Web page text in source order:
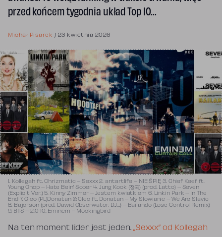
przed końcem tygodnia układ Top 10…
Michał Pisarek / 23 kwietnia 2026
1. Kollegah ft. Chrizmatic – Sexxx 2. antartlife – NIE ŚPIĘ 3. Chief Keef ft.
Young Chop – Hate Bein’ Sober 4. Jung Kook (정국) (prod. Latto) – Seven
(Explicit Ver.) 5. Kinny Zimmer – Jestem kwiatkiem 6. Linkin Park – In The
End 7. Cleo (PL)Donatan & Cleo ft. Donatan – My Słowianie – We Are Slavic
8. Bajorson (prod. Dawid Obserwator, DJ…) – Bailando (Lose Control Remix)
9. BTS – 2.0 10. Eminem – Mockingbird
Na ten moment lider jest jeden. „Sexxx” od Kollegah